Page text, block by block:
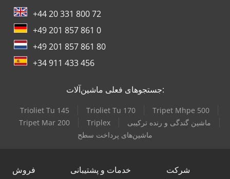
+44 20 331 800 72
+49 201 857 861 0
+49 201 857 861 80
+34 911 433 456
جستجوهای فعلی ماشین‌آلات:
Trioliet Tu 145 Trioliet Tu 170
Tripet Mhpe 500
Tripet Mar 200
Triplex
ماشین گندگی و رنده ترکیبی
ماشین‌های پرداخت سطح
فروش خدمات و پشتیبانی شرکت